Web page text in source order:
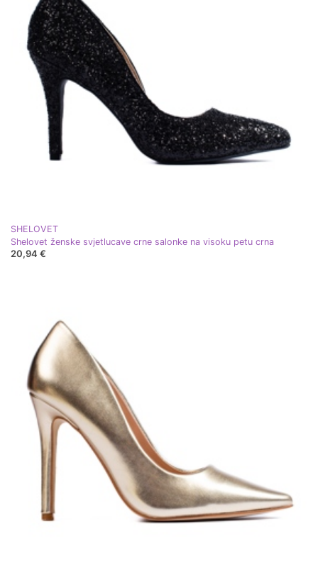
SHELOVET
Shelovet ženske svjetlucave crne salonke na visoku petu crna
20,94 €